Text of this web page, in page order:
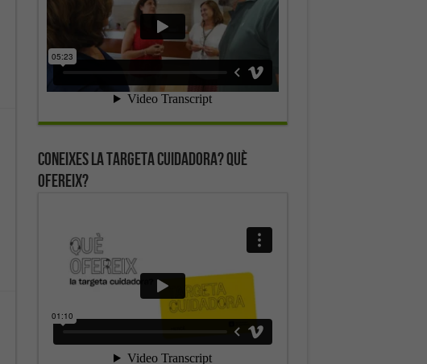
Coneixes la targeta cuidadora? Què
ofereix?